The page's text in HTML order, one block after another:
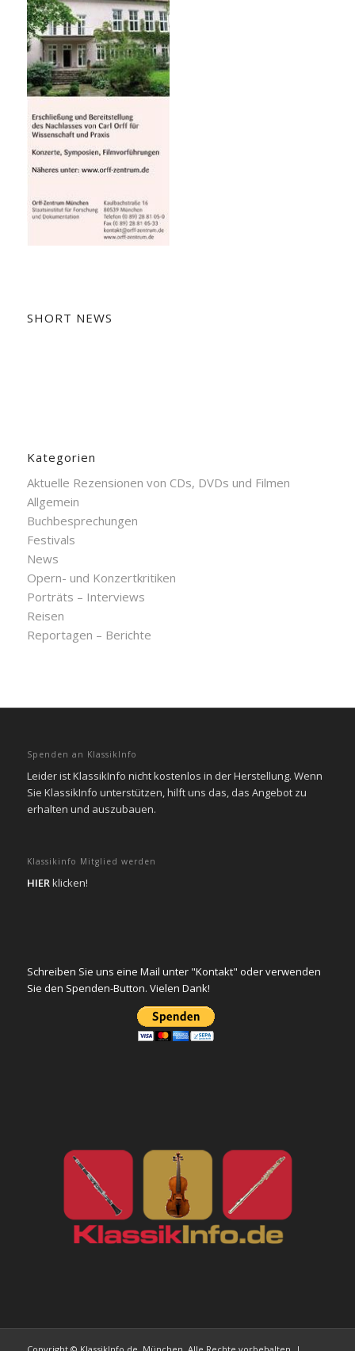
SHORT NEWS
Kategorien
Aktuelle Rezensionen von CDs, DVDs und Filmen
Allgemein
Buchbesprechungen
Festivals
News
Opern- und Konzertkritiken
Porträts – Interviews
Reisen
Reportagen – Berichte
Spenden an KlassikInfo
Leider ist KlassikInfo nicht kostenlos in der Herstellung. Wenn
Sie KlassikInfo unterstützen, hilft uns das, das Angebot zu
erhalten und auszubauen.
Klassikinfo Mitglied werden
HIERklicken!
Schreiben Sie uns eine Mail unter "Kontakt" oder verwenden
Sie den Spenden-Button. Vielen Dank!